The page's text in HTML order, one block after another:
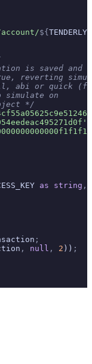
${
is saved and
reverting
abi or quick
on
*/
as string ,
;
, null , 2 )) ;